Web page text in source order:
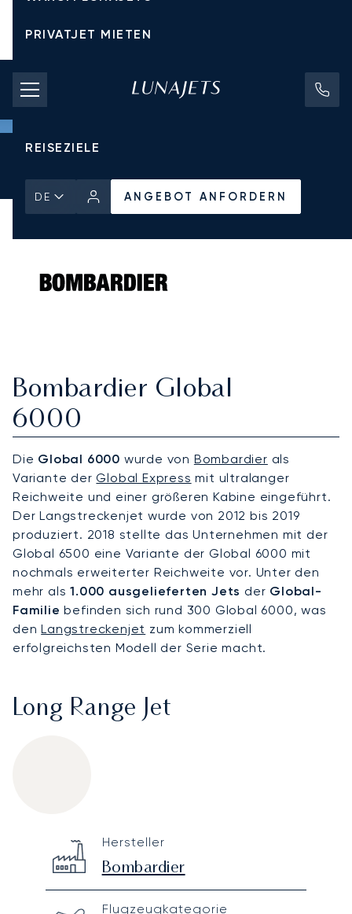
PRIVATJET MIETEN
CHARTERPREISE
PRIVATJETS
REISEZIELE
DE ANGEBOT ANFORDERN
Bombardier Global
6000
Die Global 6000 wurde von Bombardier als
Variante derGlobal Express mit ultralanger
Reichweite und einer größeren Kabine eingeführt.
Der Langstreckenjet wurde von 2012 bis 2019
produziert. 2018 stellte das Unternehmen mit der
Global 6500 eine Variante der Global 6000 mit
nochmals erweiterter Reichweite vor. Unter den
mehr als1.000 ausgelieferten Jets der Global-
Familie befinden sich rund 300 Global 6000, was
denLangstreckenjet zum kommerziell
erfolgreichsten Modell der Serie macht.
Long Range Jet
Technical specifications
Hersteller
Bombardier
Flugzeugkategorie